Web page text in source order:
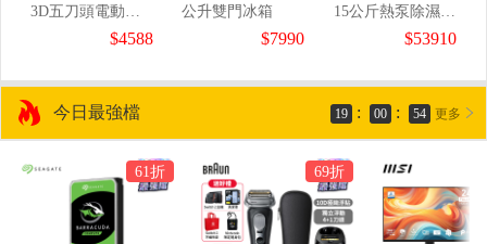
3D五刀頭電動刮
$4588
公升雙門冰箱
$7990
15公斤熱泵除濕式
滾筒洗衣機$53910
今日最強檔 19 : 00 : 52 更多
61折 69折